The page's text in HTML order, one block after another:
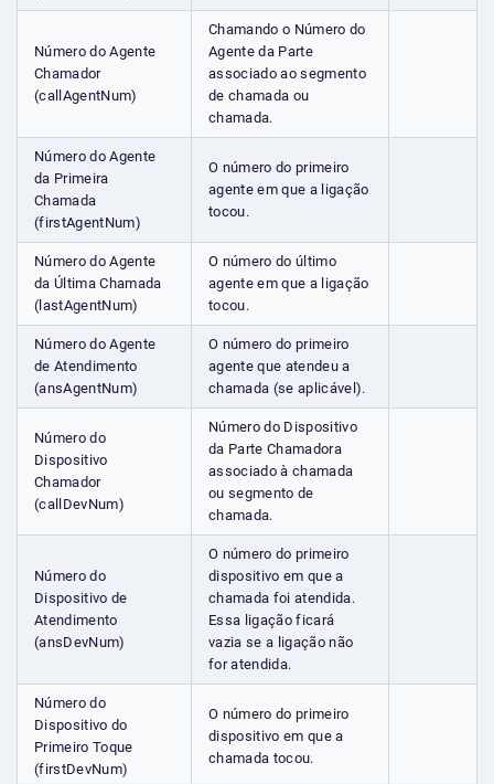
Número do Agente
Chamador
(callAgentNum)
Chamando o Número do
Agente da Parte
associado ao segmento
de chamada ou
chamada.
Número do Agente
da Primeira
Chamada
(firstAgentNum)
O número do primeiro
agente em que a ligação
tocou.
Número do Agente
da Última Chamada
(lastAgentNum)
O número do último
agente em que a ligação
tocou.
Número do Agente
de Atendimento
(ansAgentNum)
O número do primeiro
agente que atendeu a
chamada (se aplicável).
Número do
Dispositivo
Chamador
(callDevNum)
Número do Dispositivo
da Parte Chamadora
associado à chamada
ou segmento de
chamada.
Número do
Dispositivo de
Atendimento
(ansDevNum)
O número do primeiro
dispositivo em que a
chamada foi atendida.
Essa ligação ficará
vazia se a ligação não
for atendida.
Número do
Dispositivo do
Primeiro Toque
(firstDevNum)
O número do primeiro
dispositivo em que a
chamada tocou.